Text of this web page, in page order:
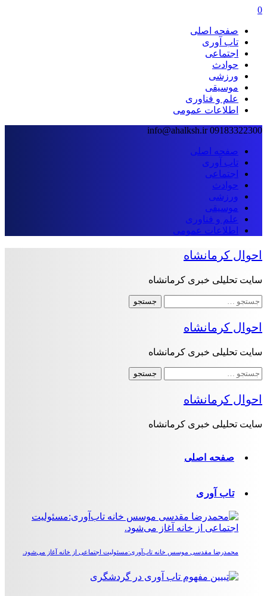
0
صفحه اصلی
تاب آوری
اجتماعی
حوادث
ورزشی
موسیقی
علم و فناوری
اطلاعات عمومی
09183322300
info@ahalksh.ir
صفحه اصلی
تاب آوری
اجتماعی
حوادث
ورزشی
موسیقی
علم و فناوری
اطلاعات عمومی
احوال کرمانشاه
سایت تحلیلی خبری کرمانشاه
جستجو
برای:
احوال کرمانشاه
سایت تحلیلی خبری کرمانشاه
جستجو
برای:
احوال کرمانشاه
سایت تحلیلی خبری کرمانشاه
صفحه اصلی
تاب آوری
محمدرضا مقدسی موسس خانه تاب‌آوری:مسئولیت اجتماعی از خانه آغاز می‌شود.